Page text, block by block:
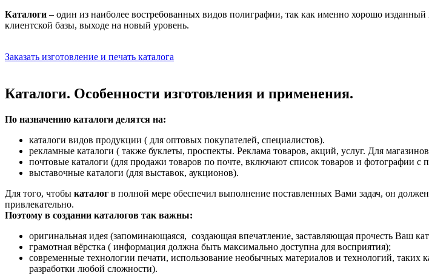
Каталоги – один из наиболее востребованных видов полиграфии, так как именно хорошо изданный
клиентской базы, выходе на новый уровень.
Заказать изготовление и печать каталога
Каталоги. Особенности изготовления и применения.
По назначению каталоги делятся на:
каталоги видов продукции ( для оптовых покупателей, специалистов).
рекламные каталоги ( также буклеты, проспекты. Реклама товаров, акций, услуг. Для
почтовые каталоги (для продажи товаров по почте, включают список товаров и фотографии с
выставочные каталоги (для выставок, аукционов).
Для того, чтобы каталог в полной мере обеспечил выполнение поставленных Вами задач, он
привлекательно.
Поэтому в создании каталогов так важны:
оригинальная идея (запоминающаяся, создающая впечатление, заставляющая прочесть Ваш
грамотная вёрстка ( информация должна быть максимально доступна для восприятия);
современные технологии печати, использование необычных материалов и технологий, таких
разработки любой сложности).